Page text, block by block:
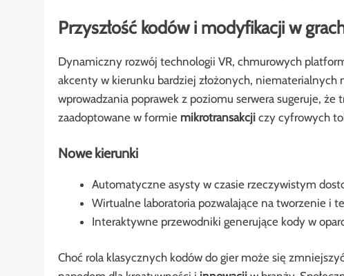
Przyszłość kodów i modyfikacji w
Dynamiczny rozwój technologii VR, chmurowych
akcenty w kierunku bardziej złożonych, niematerialnych
wprowadzania poprawek z poziomu serwera sugeruje,
zaadoptowane w formie mikrotransakcji czy cyfrowych
Nowe kierunki
Automatyczne asysty w czasie rzeczywistym
Wirtualne laboratoria pozwalające na tworzenie i
Interaktywne przewodniki generujące kody w
Choć rola klasycznych kodów do gier może się